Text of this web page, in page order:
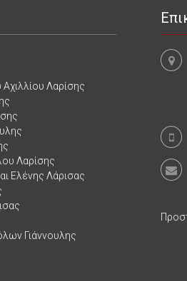
Λαρίσης
Λαρίσης
Ελένης Λάρισας
Γιάννουλης